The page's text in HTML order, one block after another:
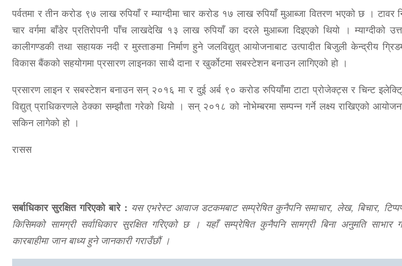
पर्वतमा र तीन करोड ९७ लाख रुपियाँ र म्याग्दीमा चार करोड १७ लाख रुपियाँ मुआब्जा वितरण भएको छ । टावर
चार वर्गमा बाँडेर प्रतिरोपनी पाँच लाखदेखि १३ लाख रुपियाँ का दरले मुआब्जा दिइएको थियो । म्याग्दीको
कालीगण्डकी तथा सहायक नदी र मुस्ताङमा निर्माण हुने जलविद्युत् आयोजनाबाट उत्पादीत बिजुली केन्द्रीय
विकास बैंकको सहयोगमा प्रसारण लाइनका साथै दाना र खुर्कोटमा सबस्टेशन बनाउन लागिएको हो ।
प्रसारण लाइन र सबस्टेशन बनाउन सन् २०१६ मा र दुई अर्ब ९० करोड रुपियाँमा टाटा प्रोजेक्ट्स र चिन्ट
विद्युत् प्राधिकरणले ठेक्का सम्झौता गरेको थियो । सन् २०१८ को नोभेम्बरमा सम्पन्न गर्ने लक्ष्य राखिएको
सकिन लागेको हो ।
रासस
सर्बाधिकार सुरक्षित गरिएको बारे : यस एभरेस्ट आवाज डटकमबाट सम्प्रेषित कुनैपनि समाचार, लेख, बिचार,
किसिमको सामग्री सर्वाधिकार सुरक्षित गरिएको छ । यहाँ सम्प्रेषित कुनैपनि सामग्री बिना अनुमति साभार
कारबाहीमा जान बाध्य हुने जानकारी गराउँछौं ।